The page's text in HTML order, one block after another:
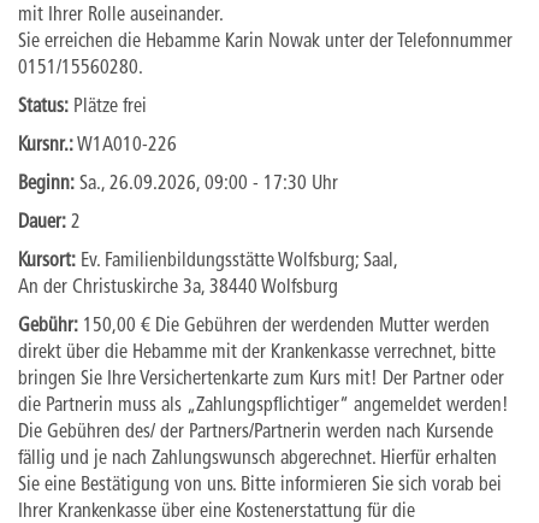
mit Ihrer Rolle auseinander.
Sie erreichen die Hebamme Karin Nowak unter der Telefonnummer
0151/15560280.
Status: Plätze frei
Kursnr.:W1A010-226
Beginn: Sa., 26.09.2026, 09:00 - 17:30 Uhr
Dauer: 2
Kursort: Ev. Familienbildungsstätte Wolfsburg; Saal,
An der Christuskirche 3a, 38440 Wolfsburg
Gebühr: 150,00 € Die Gebühren der werdenden Mutter werden
direkt über die Hebamme mit der Krankenkasse verrechnet, bitte
bringen Sie Ihre Versichertenkarte zum Kurs mit! Der Partner oder
die Partnerin muss als „Zahlungspflichtiger“ angemeldet werden!
Die Gebühren des/ der Partners/Partnerin werden nach Kursende
fällig und je nach Zahlungswunsch abgerechnet. Hierfür erhalten
Sie eine Bestätigung von uns. Bitte informieren Sie sich vorab bei
Ihrer Krankenkasse über eine Kostenerstattung für die